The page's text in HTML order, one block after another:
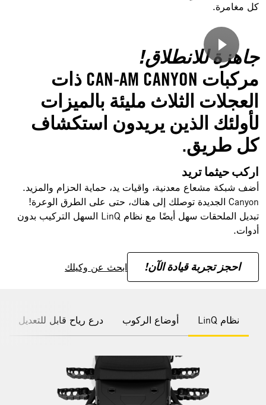
كل مغامرة.
جاهزة للانطلاق!
مركبات CAN-AM CANYON ذات
العجلات الثلاث مليئة بالميزات
لأولئك الذين يريدون استكشاف
كل طريق.
اركب حيثما تريد
أضف شبكة مشعاع معدنية، واقيات يد، حماية الحزام والمزيد.
Canyon الجديدة توصلك إلى هناك، حتى على الطرق الوعرة!
تبديل الملحقات سهل أيضًا مع نظام LinQ السهل التركيب بدون
أدوات.
احجز تجربة قيادة الآن! ابحث عن وكيلك
نظام LinQ أوضاع الركوب درع رياح قابل للتعديل